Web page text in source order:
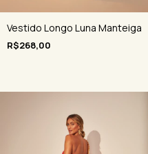
Vestido Longo Luna Manteiga
R$268,00